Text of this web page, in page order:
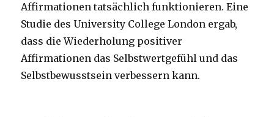
Affirmationen tatsächlich funktionieren. Eine
Studie des University College London ergab,
dass die Wiederholung positiver
Affirmationen das Selbstwertgefühl und das
Selbstbewusstsein verbessern kann.